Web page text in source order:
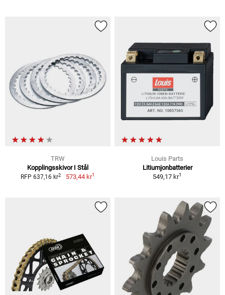
TRW
Kopplingsskivor I Stål
RFP 637,16 kr2 573,44 kr1
Louis Parts
Litiumjonbatterier
549,17 kr1